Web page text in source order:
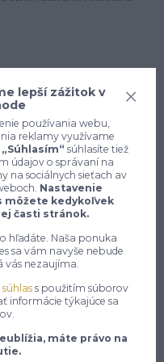
a cenou,
oblečenie
jednom mieste,
znovu do 30 dní —
odevoch a
lepší zážitok v
používania webu,
reklamy využívame
„Súhlasím“ súhlasíte tiež
údajov o správaní na
na sociálnych sieťach av
Nastavenie
kedykoľvek
časti stránok.
hľadáte. Naša ponuka
sa vám navyše nebude
nezaujíma.
súhlas s použitím súborov
informácie týkajúce sa
máte právo na